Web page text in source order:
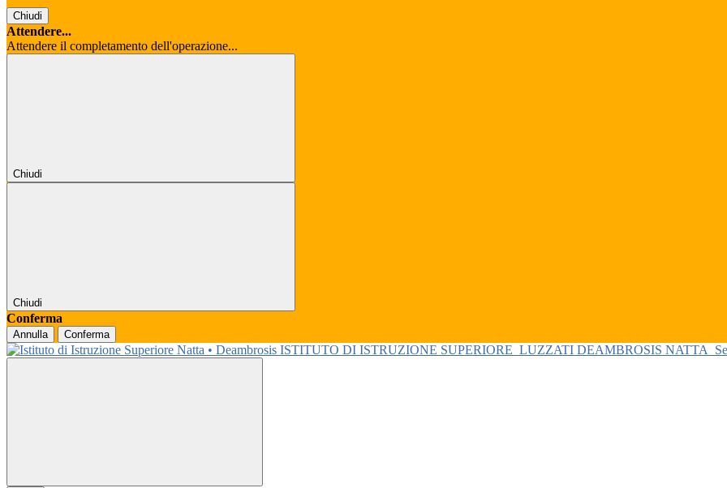
Chiudi
Attendere...
Attendere il completamento dell'operazione...
Chiudi
Chiudi
Conferma
Annulla Conferma
ISTITUTO DI ISTRUZIONE SUPERIORE LUZZATI DEAMBROSIS NATTA